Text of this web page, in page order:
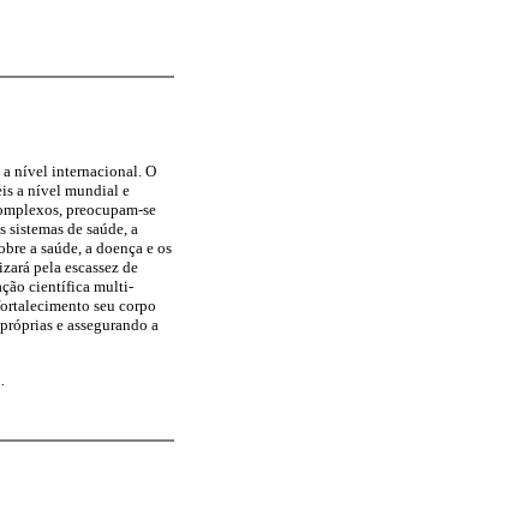
a nível internacional. O
a nível mundial e
preocupam-se
de saúde, a
a saúde, a doença e os
pela escassez de
científica multi-
seu corpo
e assegurando a